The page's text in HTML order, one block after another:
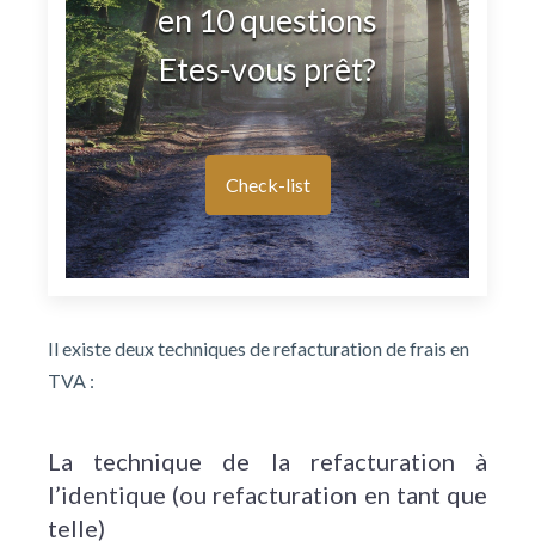
en 10 questions
Etes-vous prêt?
Check-list
Il existe deux techniques de refacturation de frais en
TVA :
La technique de la refacturation à
l’identique (ou refacturation en tant que
telle)